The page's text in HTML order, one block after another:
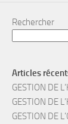
Rechercher
Articles
GESTION DE
GESTION DE
GESTION DE